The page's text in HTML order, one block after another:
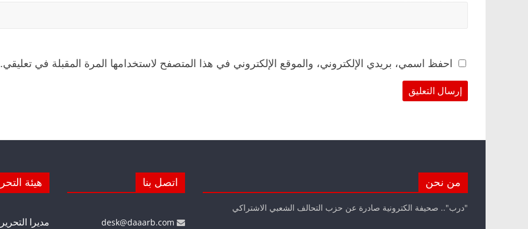
احفظ اسمي، بريدي الإلكتروني، والموقع الإلكتروني في هذا المتصفح لاستخدامها المرة المقبلة في تعليقي.
من نحن
"درب".. صحيفة الكترونية صادرة عن حزب التحالف الشعبي الاشتراكي
اتصل بنا هيئة
مديرا التحرير